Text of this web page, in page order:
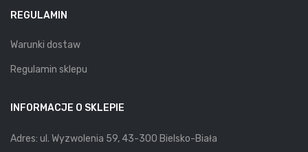
REGULAMIN
Warunki dostaw
Regulamin sklepu
INFORMACJE O SKLEPIE
Adres: ul. Wyzwolenia 59, 43-300 Bielsko-Biała